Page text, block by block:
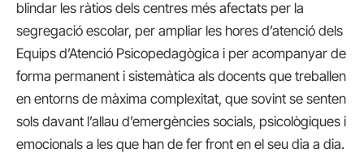
blindar les ràtios dels centres més afectats per la
segregació escolar, per ampliar les hores d’atenció dels
Equips d’Atenció Psicopedagògica i per acompanyar de
forma permanent i sistemàtica als docents que treballen
en entorns de màxima complexitat, que sovint se senten
sols davant l’allau d’emergències socials, psicològiques i
emocionals a les que han de fer front en el seu dia a dia.